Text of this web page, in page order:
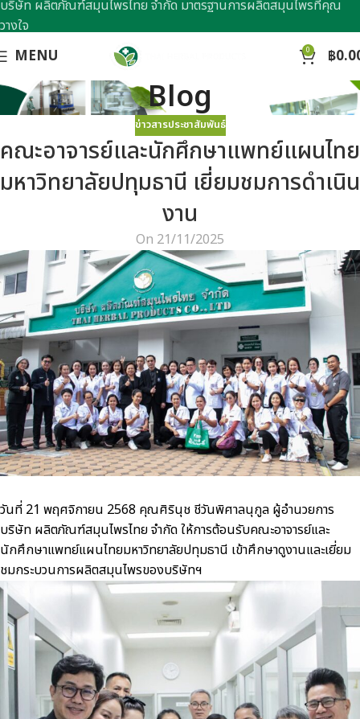
MENU 0 ฿
Blog
ข่าวสารประชาสัมพันธ์
คณะอาจารย์และนักศึกษาแพทย์แผนไทย
มหาวิทยาลัยปทุมธานี เยี่ยมชมการดำเนิน
งาน
On 21/11/2025
วันที่ 21 พฤศจิกายน 2568 คุณศิรินุช ชีวันพิศาลนุกูล ผู้อำนวยการ
บริษัท ผลิตภัณฑ์สมุนไพรไทย จำกัด ให้การต้อนรับคณะอาจารย์และ
นักศึกษาแพทย์แผนไทยมหาวิทยาลัยปทุมธานี เข้าศึกษาดูงานและเยี่ยม
ชมกระบวนการผลิตสมุนไพรของบริษัทฯ
บริษัท ผลิตภัณฑ์สมุนไพรไทย จำกัด มาตรฐานการผลิตสมุนไพรที่คุณ
วางใจ